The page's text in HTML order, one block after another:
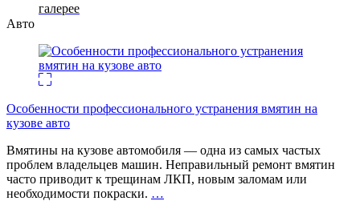
галерее
Авто
Особенности профессионального устранения вмятин на
кузове авто
Вмятины на кузове автомобиля — одна из самых частых
проблем владельцев машин. Неправильный ремонт вмятин
часто приводит к трещинам ЛКП, новым заломам или
необходимости покраски. …